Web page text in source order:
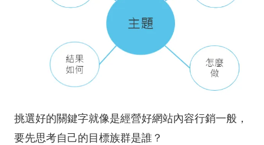
挑選好的關鍵字就像是經營好網站內容行銷一般，
要先思考自己的目標族群是誰？